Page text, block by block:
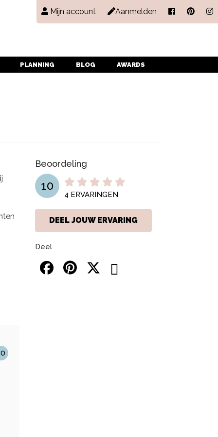
PLANNING BLOG AWARDS
Mijn account Aanmelden
Beoordeling
10
4 ERVARINGEN
DEEL JOUW ERVARING
Deel